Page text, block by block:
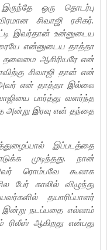
ஒரு தொடர்பு
சிவாஜி ரசிகர்.
இவர்தான் உன்னுடைய
என்னுடைய தாத்தா
தலைமை ஆசிரியரே என்
சிவாஜி தான் என்
என் தாத்தா இல்லை
பார்த்து வளர்ந்த
அன்று இரவு என் தந்தை
இப்படத்தை
முடிந்தது. நான்
ரொம்பவே கூலாக
காலில் விழுந்து
தயாரிப்பாளர்
இன்று நடப்பதை எல்லாம்
ஆகிறது என்பது